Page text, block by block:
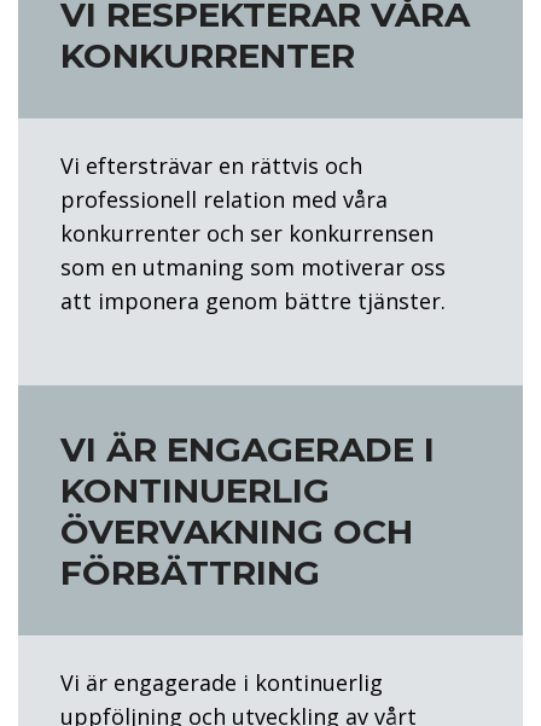
VI RESPEKTERAR VÅRA
KONKURRENTER
Vi eftersträvar en rättvis och
professionell relation med våra
konkurrenter och ser konkurrensen
som en utmaning som motiverar oss
att imponera genom bättre tjänster.
VI ÄR ENGAGERADE I
KONTINUERLIG
ÖVERVAKNING OCH
FÖRBÄTTRING
Vi är engagerade i kontinuerlig
uppföljning och utveckling av vårt